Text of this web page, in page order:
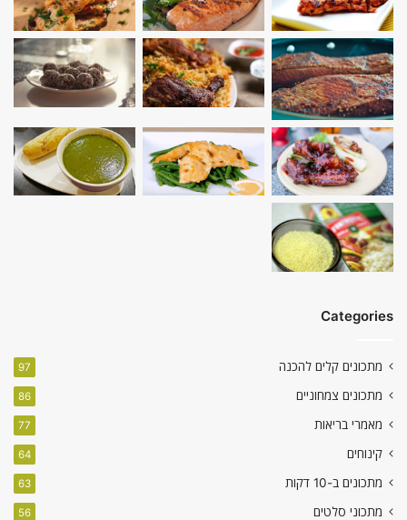
Categories
מתכונים קלים להכנה 97
מתכונים צמחוניים 86
מאמרי בריאות 77
קינוחים 64
מתכונים ב-10 דקות 63
מתכוני סלטים 56